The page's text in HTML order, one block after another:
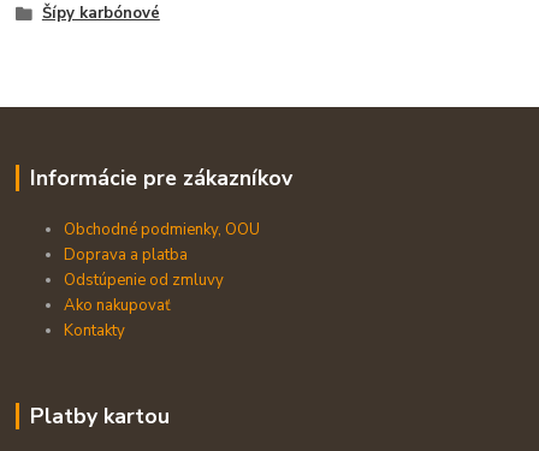
Šípy karbónové
Informácie pre zákazníkov
Obchodné podmienky, OOU
Doprava a platba
Odstúpenie od zmluvy
Ako nakupovať
Kontakty
Platby kartou